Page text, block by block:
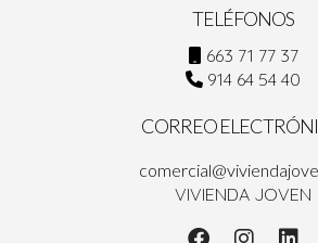
TELÉFONOS
663 71 77 37
914 64 54 40
CORREO
VIVIENDA JOVEN